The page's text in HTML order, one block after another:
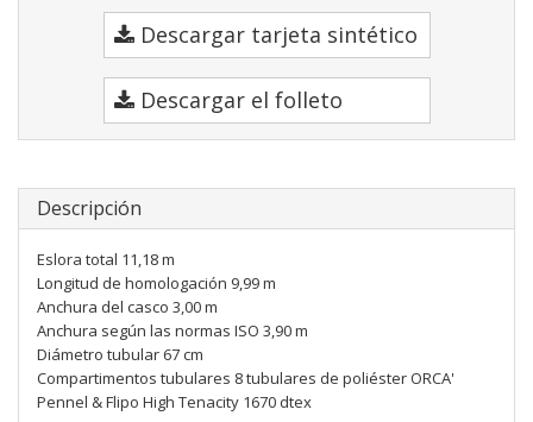
Descargar tarjeta sintético
Descargar el folleto
Descripción
Eslora total 11,18 m
Longitud de homologación 9,99 m
Anchura del casco 3,00 m
Anchura según las normas ISO 3,90 m
Diámetro tubular 67 cm
Compartimentos tubulares 8 tubulares de poliéster ORCA'
Pennel & Flipo High Tenacity 1670 dtex